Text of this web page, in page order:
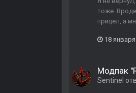
тоже.
прицел, а
18 января
Модпак
Sentinel